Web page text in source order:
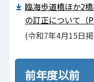
臨海歩道橋ほか2
の訂正について（
(令和7年4⽉15⽇
前年度以前